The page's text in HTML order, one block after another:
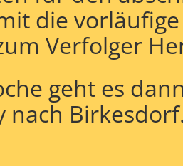
die
Verfolger
geht es
nach